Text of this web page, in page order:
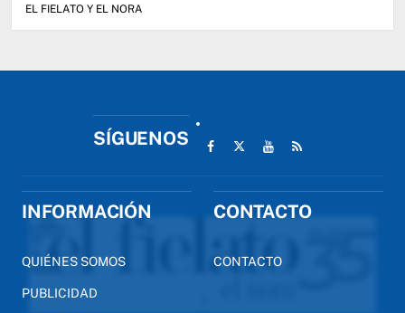
EL FIELATO Y EL NORA
SÍGUENOS
INFORMACIÓN
QUIÉNES SOMOS
PUBLICIDAD
CONTACTO
CONTACTO